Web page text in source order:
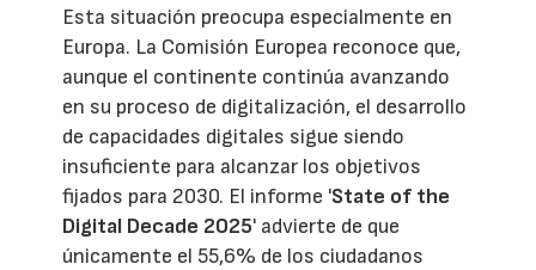
Esta situación preocupa especialmente en
Europa. La Comisión Europea reconoce que,
aunque el continente continúa avanzando
en su proceso de digitalización, el desarrollo
de capacidades digitales sigue siendo
insuficiente para alcanzar los objetivos
fijados para 2030. El informe 'State of the
Digital Decade 2025' advierte de que
únicamente el 55,6% de los ciudadanos